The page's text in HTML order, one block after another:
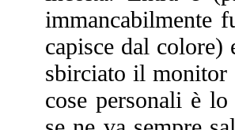
immancabilmente
capisce dal
sbirciato il monitor
cose personali è lo